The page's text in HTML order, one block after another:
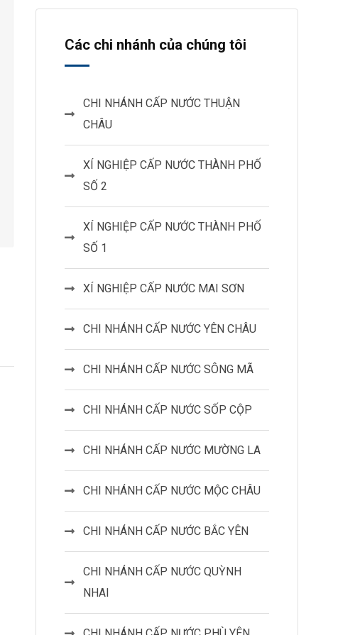
Các chi nhánh của chúng tôi
CHI NHÁNH CẤP NƯỚC THUẬN
CHÂU
XÍ NGHIỆP CẤP NƯỚC THÀNH PHỐ
SỐ 2
XÍ NGHIỆP CẤP NƯỚC THÀNH PHỐ
SỐ 1
XÍ NGHIỆP CẤP NƯỚC MAI SƠN
CHI NHÁNH CẤP NƯỚC YÊN CHÂU
CHI NHÁNH CẤP NƯỚC SÔNG MÃ
CHI NHÁNH CẤP NƯỚC SỐP CỘP
CHI NHÁNH CẤP NƯỚC MƯỜNG LA
CHI NHÁNH CẤP NƯỚC MỘC CHÂU
CHI NHÁNH CẤP NƯỚC BẮC YÊN
CHI NHÁNH CẤP NƯỚC QUỲNH
NHAI